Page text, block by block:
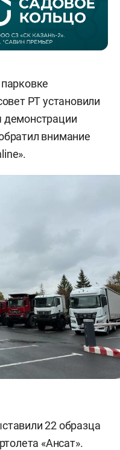
РТ установили
демонстрации
внимание
22 образца
«Ансат».